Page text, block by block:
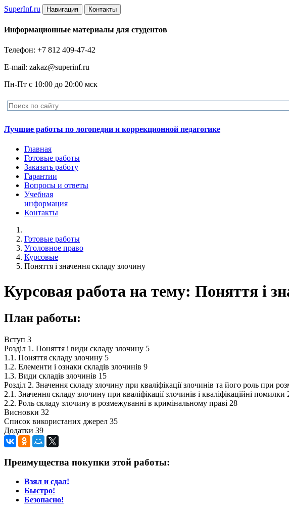
SuperInf.ru Навигация Контакты
Информационные материалы для студентов
Телефон: +7 812 409-47-42
E-mail: zakaz@superinf.ru
Пн-Пт с 10:00 до 20:00 мск
Лучшие работы по логопедии и коррекционной педагогике
Главная
Готовые работы
Заказать работу
Гарантии
Вопросы и ответы
Учебная
информация
Контакты
Готовые работы
Уголовное право
Курсовые
Поняття і значення складу злочину
Курсовая работа на тему: Поняття і
План работы:
Вступ 3
Розділ 1. Поняття і види складу злочину 5
1.1. Поняття складу злочину 5
1.2. Елементи і ознаки складів злочинів 9
1.3. Види складів злочинів 15
Розділ 2. Значення складу злочину при кваліфікації злочинів та його роль при
2.1. Значення складу злочину при кваліфікації злочинів і кваліфікаційні помилки
2.2. Роль складу злочину в розмежуванні в кримінальному праві 28
Висновки 32
Список використаних джерел 35
Додатки 39
Преимущества покупки этой работы:
Взял и сдал!
Быстро!
Безопасно!